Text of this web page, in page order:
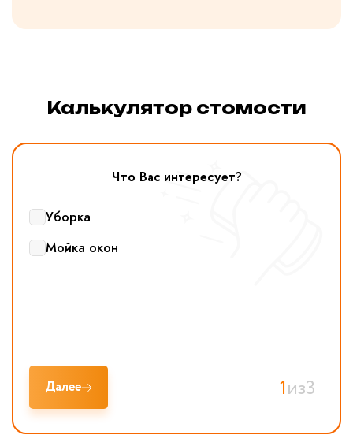
Калькулятор стомости
Что Вас интересует?
Уборка
Мойка окон
Далее 1из3